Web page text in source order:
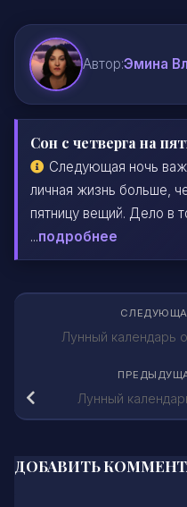
Автор:Эмина
Сон с четверга на
Следующая ночь
личная жизнь больше,
пятницу вещий. Дело в
...подробнее
Лунный календарь
Лунный
ДОБАВИТЬ